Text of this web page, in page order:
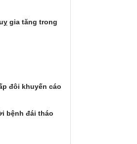
gia tăng trong
đôi khuyến cáo
bệnh đái tháo